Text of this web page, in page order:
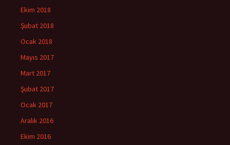
Ekim 2018
Şubat 2018
Ocak 2018
Mayıs 2017
Mart 2017
Şubat 2017
Ocak 2017
Aralık 2016
Ekim 2016